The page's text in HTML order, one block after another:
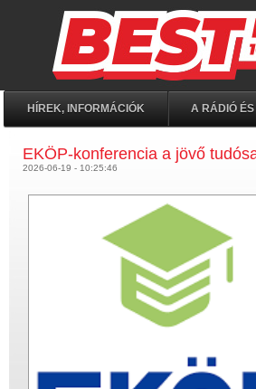
HÍREK, INFORMÁCIÓK A RÁDIÓ ÉS
EKÖP-konferencia a jövő
2026-06-19 - 10:25:46